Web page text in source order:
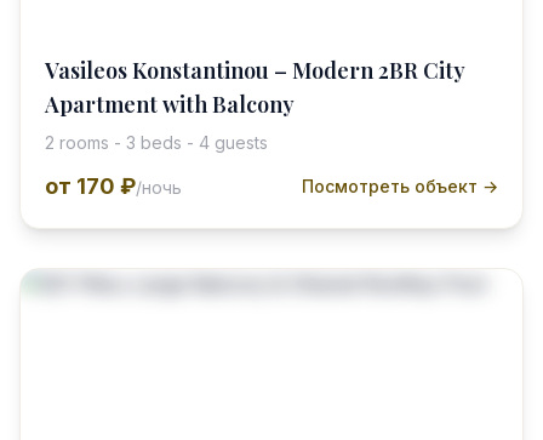
Vasileos Konstantinou – Modern 2BR City
Apartment with Balcony
2 rooms - 3 beds - 4 guests
от 170 ₽/ночь Посмотреть объект →